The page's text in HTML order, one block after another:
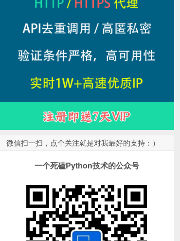
微信扫一扫，点个关注就是对我最好的支持：）
一个死磕Python技术的公众号